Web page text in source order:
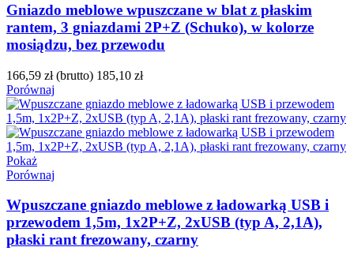
Gniazdo meblowe wpuszczane w blat z płaskim
rantem, 3 gniazdami 2P+Z (Schuko), w kolorze
mosiądzu, bez przewodu
166,59 zł (brutto) 185,10 zł
Porównaj
Pokaż
Porównaj
Wpuszczane gniazdo meblowe z ładowarką USB i
przewodem 1,5m, 1x2P+Z, 2xUSB (typ A, 2,1A),
płaski rant frezowany, czarny